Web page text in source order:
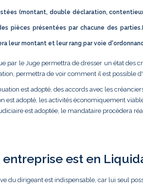
(montant, double déclaration,
pièces présentées par chacune des
leur montant et leur rang par voie
par le Juge permettra de dresser un état des
permettra de voir comment il est possible
est adopté, des accords avec les
est adopté, les activités économiquement
est adoptée, le mandataire procèdera
est en
du dirigeant est indispensable, car lui seul